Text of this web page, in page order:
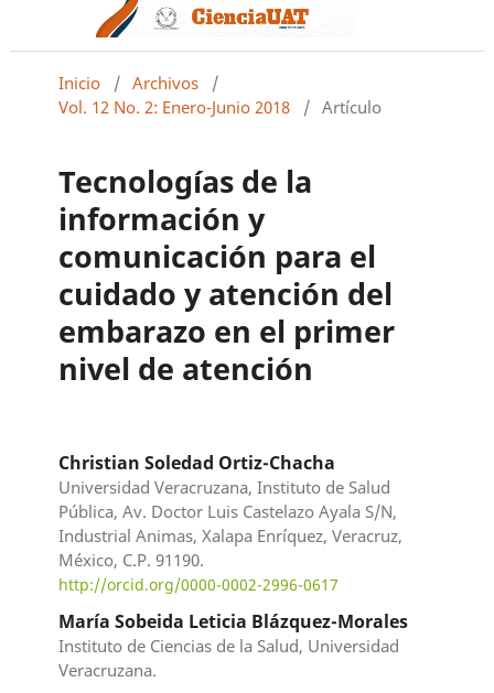
Inicio / Archivos
/
Vol. 12 No. 2: Enero-Junio 2018
/ Artículo
Tecnologías de la
información y
comunicación para el
cuidado y atención del
embarazo en el primer
nivel de atención
Christian Soledad Ortiz-Chacha
Universidad Veracruzana, Instituto de Salud
Pública, Av. Doctor Luis Castelazo Ayala S/N,
Industrial Animas, Xalapa Enríquez, Veracruz,
México, C.P. 91190.
http://orcid.org/0000-0002-2996-0617
María Sobeida Leticia Blázquez-Morales
Instituto de Ciencias de la Salud, Universidad
Veracruzana.